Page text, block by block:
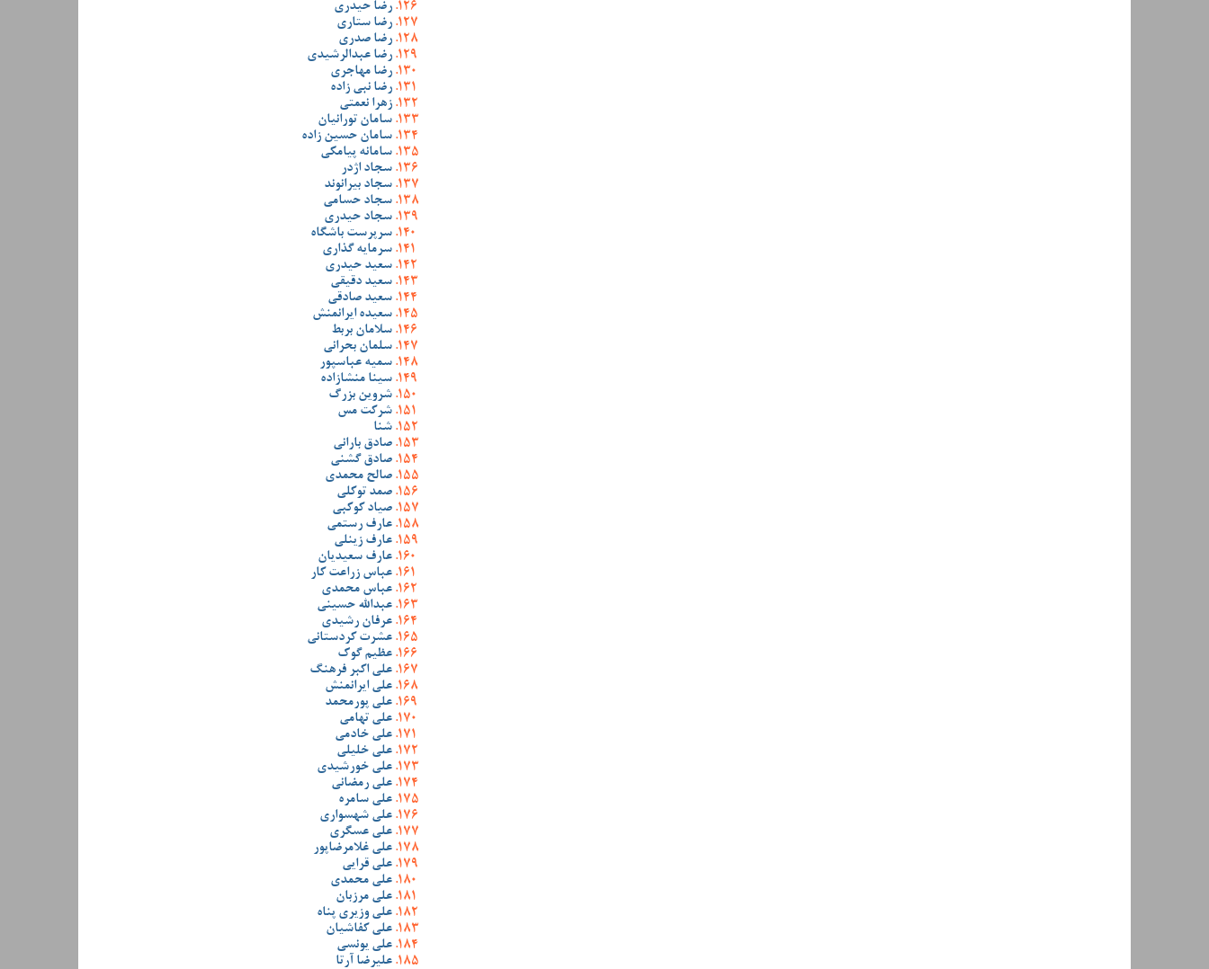
رضا حیدری
رضا ستاری
رضا صدری
رضا عبدالرشیدی
رضا مهاجری
رضا نبی زاده
زهرا نعمتی
سامان تورانیان
سامان حسین زاده
سامانه پیامکی
سجاد اژدر
سجاد بیرانوند
سجاد حسامی
سجاد حیدری
سرپرست باشگاه
سرمایه گذاری
سعید حیدری
سعید دقیقی
سعید صادقی
سعیده ایرانمنش
سلامان بربط
سلمان بحرانی
سمیه عباسپور
سینا منشازاده
شروین بزرگ
شرکت مس
شنا
صادق بارانی
صادق گشنی
صالح محمدی
صمد توکلی
صیاد کوکبی
عارف رستمی
عارف زینلی
عارف سعیدیان
عباس زراعت کار
عباس محمدی
عبدالله حسینی
عرفان رشیدی
عشرت کردستانی
عظیم گوک
علی اکبر فرهنگ
علی ایرانمنش
علی پورمحمد
علی تهامی
علی خادمی
علی خلیلی
علی خورشیدی
علی رمضانی
علی سامره
علی شهسواری
علی عسگری
علی غلامرضاپور
علی قرایی
علی محمدی
علی مرزبان
علی وزیری پناه
علی کفاشیان
علی یونسی
علیرضا آرتا